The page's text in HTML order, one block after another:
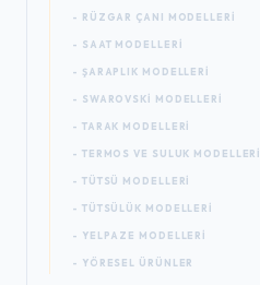
- RÜZGAR ÇANI MODELLERI
- SAAT MODELLERI
- ŞARAPLIK MODELLERI
- SWAROVSKI MODELLERI
- TARAK MODELLERI
- TERMOS VE SULUK MODELLERI
- TÜTSÜ MODELLERI
- TÜTSÜLÜK MODELLERI
- YELPAZE MODELLERI
- YÖRESEL ÜRÜNLER